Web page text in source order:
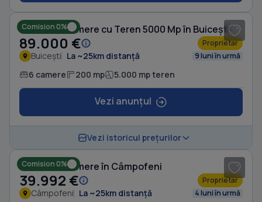
Comision 0%
Casă cu 6 camere cu Teren 5000 Mp în Buicești
89.000 € Proprietar
Buicești La ~25km distanță 9 luni în urmă
6 camere 200 mp 5.000 mp teren
Vezi anunțul
Vezi istoricul prețurilor
Comision 0%
Casă cu 4 camere în Câmpofeni
39.992 € Proprietar
Câmpofeni La ~25km distanță 4 luni în urmă